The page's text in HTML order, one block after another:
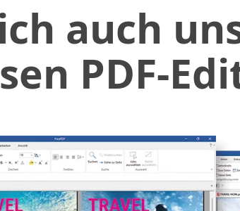
auch
PDF-